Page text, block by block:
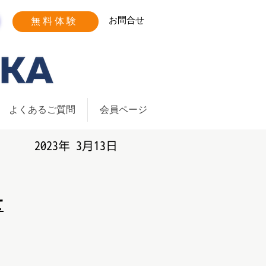
無料体験 お問合せ
よくあるご質問 会員ページ
​2023年 3月13日